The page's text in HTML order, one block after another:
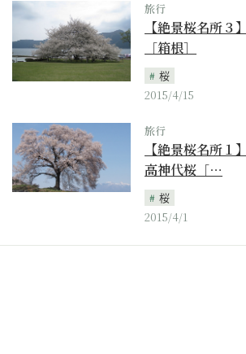
旅行
【絶景桜名所３
［箱根］
桜
2015/4/15
旅行
【絶景桜名所１
高神代桜［…
桜
2015/4/1